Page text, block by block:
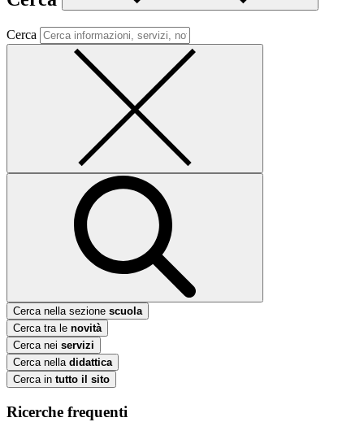
Cerca
Cerca nella sezione scuola
Cerca tra le novità
Cerca nei servizi
Cerca nella didattica
Cerca in tutto il sito
Ricerche frequenti